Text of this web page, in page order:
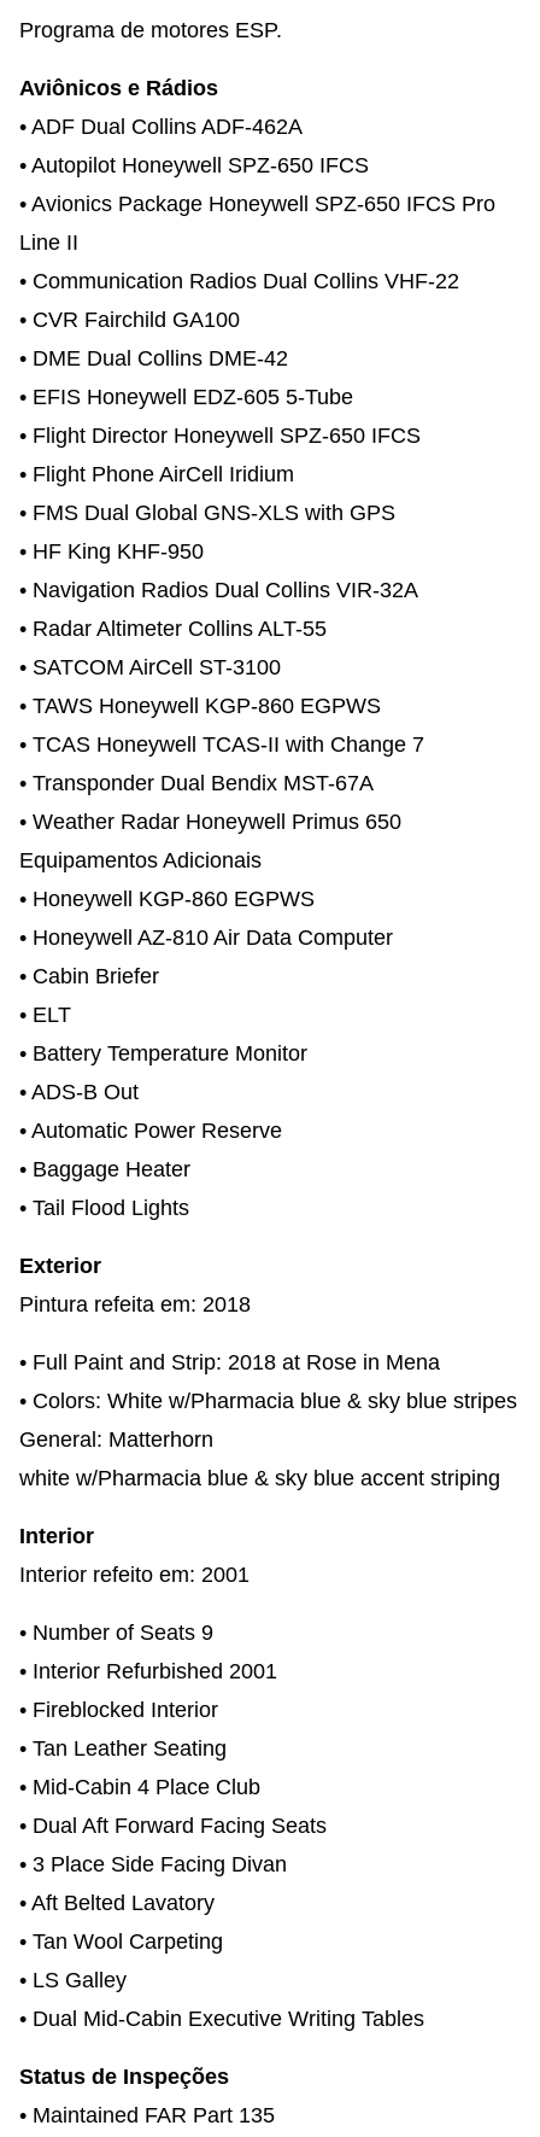
Programa de motores ESP.
Aviônicos e Rádios
• ADF Dual Collins ADF-462A
• Autopilot Honeywell SPZ-650 IFCS
• Avionics Package Honeywell SPZ-650 IFCS Pro
Line II
• Communication Radios Dual Collins VHF-22
• CVR Fairchild GA100
• DME Dual Collins DME-42
• EFIS Honeywell EDZ-605 5-Tube
• Flight Director Honeywell SPZ-650 IFCS
• Flight Phone AirCell Iridium
• FMS Dual Global GNS-XLS with GPS
• HF King KHF-950
• Navigation Radios Dual Collins VIR-32A
• Radar Altimeter Collins ALT-55
• SATCOM AirCell ST-3100
• TAWS Honeywell KGP-860 EGPWS
• TCAS Honeywell TCAS-II with Change 7
• Transponder Dual Bendix MST-67A
• Weather Radar Honeywell Primus 650
Equipamentos Adicionais
• Honeywell KGP-860 EGPWS
• Honeywell AZ-810 Air Data Computer
• Cabin Briefer
• ELT
• Battery Temperature Monitor
• ADS-B Out
• Automatic Power Reserve
• Baggage Heater
• Tail Flood Lights
Exterior
Pintura refeita em: 2018
• Full Paint and Strip: 2018 at Rose in Mena
• Colors: White w/Pharmacia blue & sky blue stripes
General: Matterhorn
white w/Pharmacia blue & sky blue accent striping
Interior
Interior refeito em: 2001
• Number of Seats 9
• Interior Refurbished 2001
• Fireblocked Interior
• Tan Leather Seating
• Mid-Cabin 4 Place Club
• Dual Aft Forward Facing Seats
• 3 Place Side Facing Divan
• Aft Belted Lavatory
• Tan Wool Carpeting
• LS Galley
• Dual Mid-Cabin Executive Writing Tables
Status de Inspeções
• Maintained FAR Part 135